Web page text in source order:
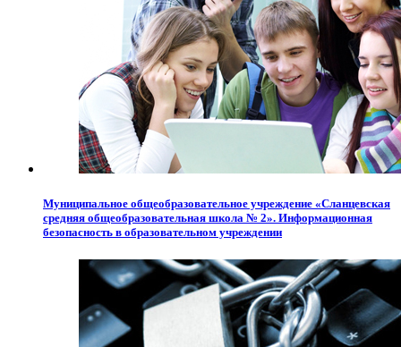
Муниципальное общеобразовательное учреждение «Сланцевская
средняя общеобразовательная школа № 2». Информационная
безопасность в образовательном учреждении